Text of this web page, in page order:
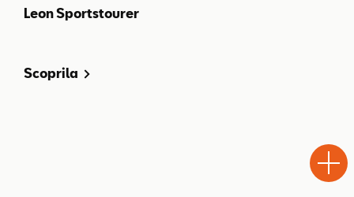
Leon Sportstourer
Scoprila
Drive
Chiama